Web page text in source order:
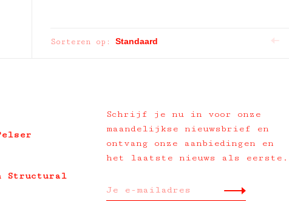
Sorteren op:
Structural
Schrijf je nu in voor onze
maandelijkse nieuwsbrief en
ontvang onze aanbiedingen en
het laatste nieuws als eerste.